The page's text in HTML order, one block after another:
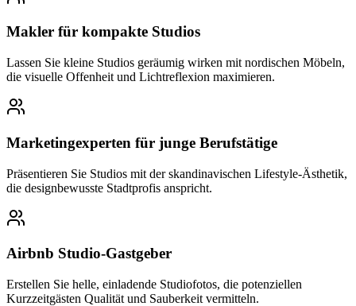
Makler für kompakte Studios
Lassen Sie kleine Studios geräumig wirken mit nordischen Möbeln,
die visuelle Offenheit und Lichtreflexion maximieren.
Marketingexperten für junge Berufstätige
Präsentieren Sie Studios mit der skandinavischen Lifestyle-Ästhetik,
die designbewusste Stadtprofis anspricht.
Airbnb Studio-Gastgeber
Erstellen Sie helle, einladende Studiofotos, die potenziellen
Kurzzeitgästen Qualität und Sauberkeit vermitteln.